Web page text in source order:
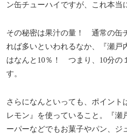
ン缶チューハイですが、これ本当
その秘密は果汁の量！ 通常の缶
れば多いといわれるなか、『瀬戸
はなんと10％！ つまり、10分の
す。
さらになんといっても、ポイント
レモン』を使っていること。『瀬
ーパーなどでもお菓子やパン、ジ